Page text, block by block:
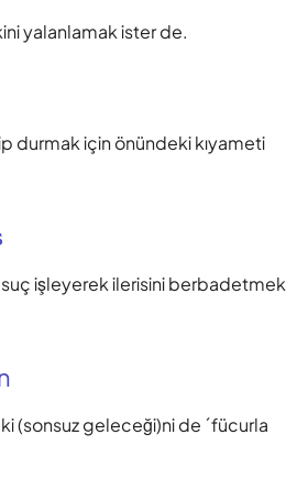
yalanlamak ister de.
durmak için önündeki kıyameti
suç işleyerek ilerisini berbadetmek
(sonsuz geleceği)ni de ´fücurla